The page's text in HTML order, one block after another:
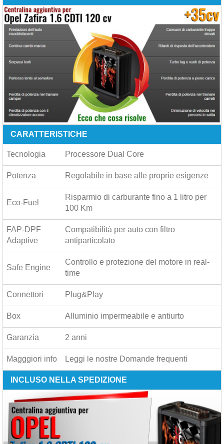
CARATTERISTICHE
Tecnologia Processore Dual Core
Potenza Regolabile in base alle proprie esigenze
Eco-Fuel
Risparmio di carburante fino a 1 litro per
100 Km
FAP-DPF
Adaptive
Compatibilità per auto con filtro
antiparticolato
Safe Engine
Controllo e protezione del motore in real-
time
Connettori Plug&Play
Box Alluminio impermeabile e antiurto
Garanzia 2 anni
Magggiori info Leggi le nostre Domande frequenti
INCLUSO NELLA SPEDIZIONE